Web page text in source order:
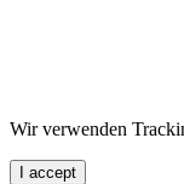
Wir verwenden
I accept